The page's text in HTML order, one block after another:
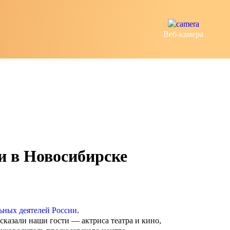
Веб-камера
в Новосибирске
деятелей России.
наши гости — актриса театра и кино,